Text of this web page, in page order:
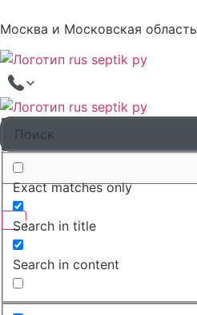
Москва и Московская область
Exact matches only
Search in title
Search in content